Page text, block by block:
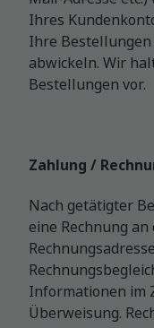
Ihres
Ihre
abwickeln. Wir
Bestellungen vor.
Zahlung /
Nach getätigter
eine Rechnung
Informationen im
Überweisung.